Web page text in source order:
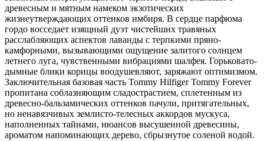
древесным и мятным намеком экзотических
жизнеутверждающих оттенков имбиря. В сердце парфюма
гордо восседает изящный дуэт чистейших травяных
расслабляющих аспектов лаванды с терпкими пряно-
камфорными, вызывающими ощущение залитого солнцем
летнего луга, чувственными вибрациями шалфея. Горьковато-
дымные блики корицы воодушевляют, заряжают оптимизмом.
Заключительная базовая часть Tommy Hilfiger Tommy Forever
пропитана соблазняющим сладострастием, сплетенным из
древесно-бальзамических оттенков пачули, притягательных,
но ненавязчивых землисто-телесных аккордов мускуса,
наполненных тайнами, нюансов высушенной древесины,
ароматом напоминающих дерево, сбрызнутое соленой водой.